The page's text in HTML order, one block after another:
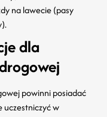
na lawecie (pasy
dla
powinni posiadać
uczestniczyć w